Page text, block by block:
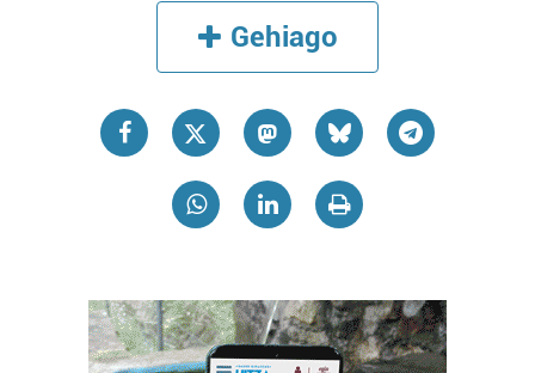
Gehiago